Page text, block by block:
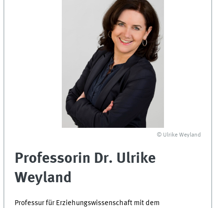
© Ulrike Weyland
Professorin Dr. Ulrike
Weyland
Professur für Erziehungswissenschaft mit dem